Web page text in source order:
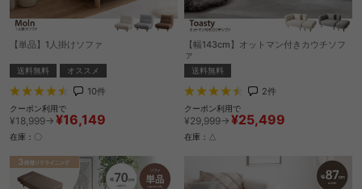
【単品】1人掛けソファ
送料無料 オススメ
10件
クーポン利用で
¥18,999→ ¥16,149
在庫：〇
【幅143cm】オットマン付きカウチソフ
ァ
送料無料
2件
クーポン利用で
¥29,999→ ¥25,499
在庫：△